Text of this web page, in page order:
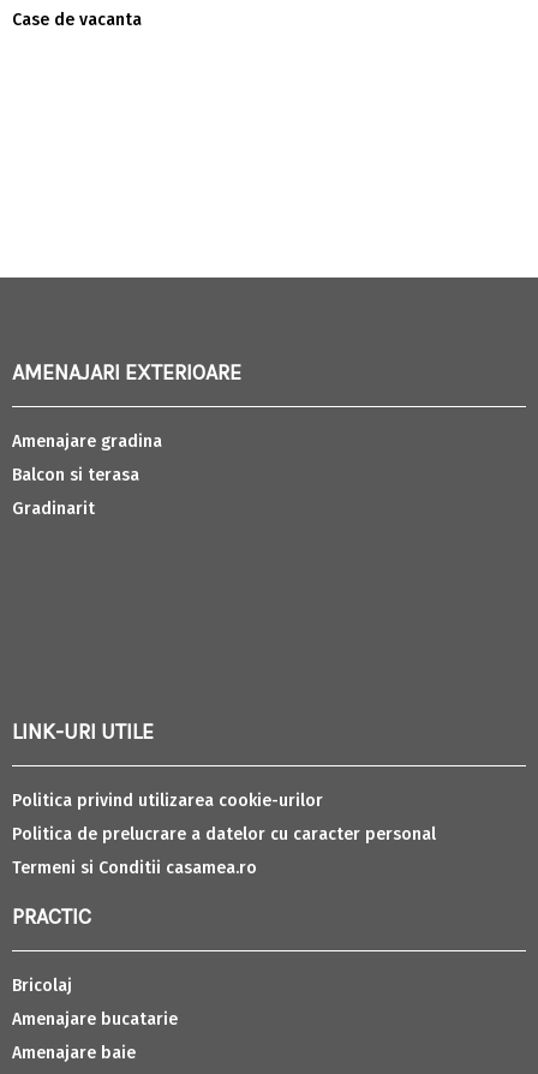
Case de vacanta
AMENAJARI EXTERIOARE
Amenajare gradina
Balcon si terasa
Gradinarit
LINK-URI UTILE
Politica privind utilizarea cookie-urilor
Politica de prelucrare a datelor cu caracter personal
Termeni si Conditii casamea.ro
PRACTIC
Bricolaj
Amenajare bucatarie
Amenajare baie